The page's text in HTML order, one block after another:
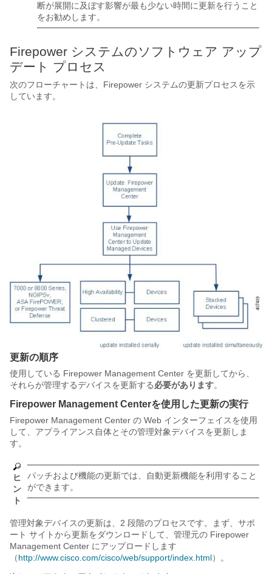
断が展開に及ぼす影響が最も少ない時間に更新を行うこと
をお勧めします。
Firepower システムのソフトウェア アップ
デート プロセス
次のフローチャートは、Firepower システムの更新プロセスを示
しています。
更新の順序
使用している Firepower Management Center を更新してから、
それらが管理するデバイスを更新する必要があります。
Firepower Management Centerを使用した更新の実行
Firepower Management Center の Web インターフェイスを使用
して、アプライアンス自体とその管理対象デバイスを更新しま
す。
ヒ
ン
ト
パッチおよび機能の更新では、自動更新機能を利用すること
ができます。
管理対象デバイスの更新は、2 段階のプロセスです。まず、サポ
ート サイトから更新をダウンロードして、管理元の Firepower
Management Center にアップロードします
（http://www.cisco.com/cisco/web/support/index.html）。